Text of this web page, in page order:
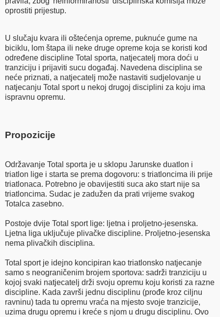
oprostiti prijestup.
U slučaju kvara ili oštećenja opreme, puknuće gume na
biciklu, lom štapa ili neke druge opreme koja se koristi kod
određene discipline Total sporta, natjecatelj mora doći u
tranziciju i prijaviti sucu događaj. Navedena disciplina se
neće priznati, a natjecatelj može nastaviti sudjelovanje u
natjecanju Total sport u nekoj drugoj disciplini za koju ima
ispravnu opremu.
Propozicije
Održavanje Total sporta je u sklopu Jarunske duatlon i
triatlon lige i starta se prema dogovoru: s triatloncima ili prije
triatlonaca. Potrebno je obavijestiti suca ako start nije sa
triatloncima. Sudac je zadužen da prati vrijeme svakog
Totalca zasebno.
Postoje dvije Total sport lige: ljetna i proljetno-jesenska.
Ljetna liga uključuje plivačke discipline. Proljetno-jesenska
nema plivačkih disciplina.
Total sport je idejno koncipiran kao triatlonsko natjecanje
samo s neograničenim brojem sportova: sadrži tranziciju u
kojoj svaki natjecatelj drži svoju opremu koju koristi za razne
discipline. Kada završi jednu disciplinu (prođe kroz ciljnu
ravninu) tada tu opremu vraća na mjesto svoje tranzicije,
uzima drugu opremu i kreće s njom u drugu disciplinu. Ovo